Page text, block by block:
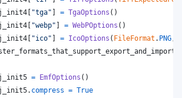
[ "tga" ] = TgaOptions ()
[ "webp" ] = WebPOptions ()
[ "ico" ] = IcoOptions ( FileFormat . PNG
= EmfOptions ()
. compress = True